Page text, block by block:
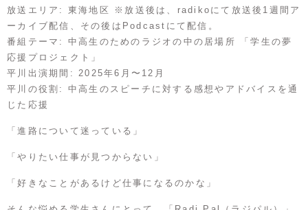
放送エリア: 東海地区 ※放送後は、radikoにて放送後1週間ア
ーカイブ配信、その後はPodcastにて配信。
番組テーマ: 中高生のためのラジオの中の居場所 「学生の夢
応援プロジェクト」
平川出演期間: 2025年6月〜12月
平川の役割: 中高生のスピーチに対する感想やアドバイスを通
じた応援
「進路について迷っている」
「やりたい仕事が見つからない」
「好きなことがあるけど仕事になるのかな」